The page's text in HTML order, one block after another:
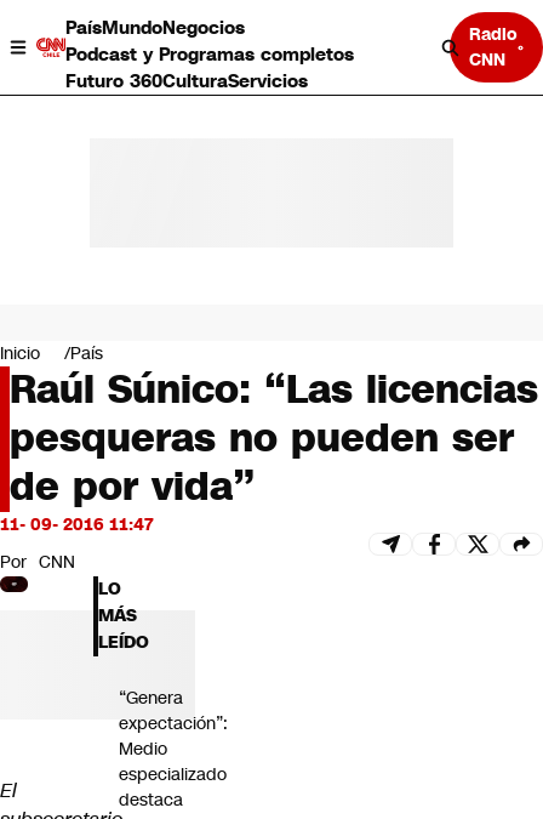
PaísMundoNegocios
Podcast y Programas completos
Futuro 360CulturaServicios
Radio
CNN
Negocios
Deportes
Programas completos
Cultura
Servicios
Bits
CNN Data
CNN tiempo
Futuro 360
Opinión
Inicio País
Raúl Súnico: “Las licencias
pesqueras no pueden ser
de por vida”
11- 09- 2016 11:47
Por CNN
El
LO
MÁS
LEÍDO
“Genera
expectación”:
Medio
especializado
destaca